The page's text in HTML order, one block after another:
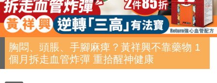
胸悶、頭脹、手腳麻痺？黃祥興不靠藥物 1
個月拆走血管炸彈 重拾醒神健康